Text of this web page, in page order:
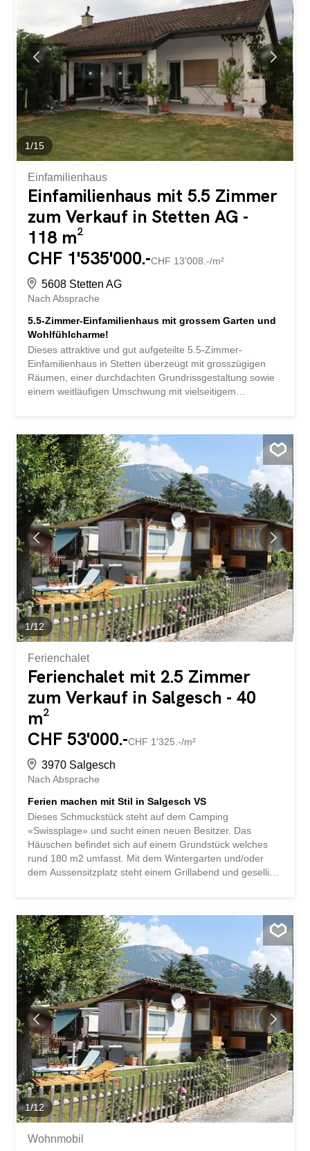
gehen Hand in Hand. Ziehen Sie sich zurück in den Wald
oder begeben Sie sich an den belebten Sandstrand am
See, es liegt ganz bei Ihnen. Das Objekt selbst verfügt
über gewisse Vorteile wie z.B. die praktische Pergola oder
den geräumigen Anbau. Parkplätze stehen nur wenige
Meter vom Objekt entfernt zur Verfügung. Toiletten und
Duschen stehen in unmittelbarer Nähe des Objekts zur
Verfügung. Zusätzlich...
1/15
Einfamilienhaus
Einfamilienhaus mit 5.5 Zimmer
zum Verkauf in Stetten AG -
118 m²
CHF 1'535'000.-CHF 13'008.-/m²
5608 Stetten AG
Nach Absprache
5.5-Zimmer-Einfamilienhaus mit grossem Garten und
Wohlfühlcharme!
Dieses attraktive und gut aufgeteilte 5.5-Zimmer-
Einfamilienhaus in Stetten überzeugt mit grosszügigen
Räumen, einer durchdachten Grundrissgestaltung sowie
einem weitläufigen Umschwung mit vielseitigem
altersgerechtes Wohnen schätzen. Der Wohnbereich lädt
mit einem gemütlichen Cheminée und einem
grosszügigen Essplatz zum Verweilen ein. Die Terrasse
mit Gartencheminée sowie der weitläufige Rasenbereich
schaffen eine herrliche Wohlfühloase für entspannte
Stunden im Freien, gesellige Grillabende oder gemütliche
Familienmomente. Die praktische, grosszügige Küche mit
zusätzlichem Essplatz bietet viel Raum für gemeinsames
Kochen und Geniessen. Das Erdgeschoss ist
rollstuhlgängig und altersgerecht gestaltet. Hier befinden
sich die Küche, das Wohnzimmer, drei Schlafzimmer
sowie ein Badezimmer mit Badewanne. Im
Untergeschoss stehen ein weiteres Zimmer, ein
Badezimmer mit...
1/12
Ferienchalet
Ferienchalet mit 2.5 Zimmer
zum Verkauf in Salgesch - 40
m²
CHF 53'000.-CHF 1'325.-/m²
3970 Salgesch
Nach Absprache
Ferien machen mit Stil in Salgesch VS
Dieses Schmuckstück steht auf dem Camping
«Swissplage» und sucht einen neuen Besitzer. Das
Häuschen befindet sich auf einem Grundstück welches
rund 180 m2 umfasst. Mit dem Wintergarten und/oder
dem Aussensitzplatz steht einem Grillabend und gesellige
benötigten Komfort um optimal ausgerüstet zu sein. Im
Innenbereich finden Sie eine perfekte Aufteilung der
Räumlichkeiten, um Ihnen die bestmögliche Nutzung der
ca. 40 m2 grossen Fläche zu bieten. Sie profitieren nicht
nur auf Ihrem Grundstück, sondern auf dem gesamten
Campingplatz: Das Kleintiergehege, welches von Klein bis
Gross geliebt wird, sorgt stets für gute Laune. Direkt
hinter dem Kleintiergehege befindet sich ein grosszügiger
Spielplatz, der Ihren Kindern etliche Spielstunden
beschert. Das absolute Highlight ist allerdings der
Badesee auf dem Campingplatz! Hier lässt sich die Seele
baumeln und den Alltag vergessen. Um den...
1/12
Wohnmobil